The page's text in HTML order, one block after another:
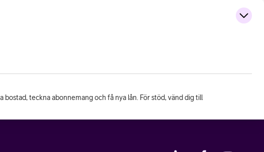
teckna abonnemang och få nya lån. För stöd, vänd dig till